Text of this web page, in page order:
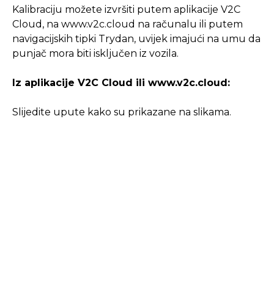
Kalibraciju možete izvršiti putem aplikacije V2C
Cloud, na www.v2c.cloud na računalu ili putem
navigacijskih tipki Trydan, uvijek imajući na umu da
punjač mora biti isključen iz vozila.
Iz aplikacije V2C Cloud ili www.v2c.cloud:
Slijedite upute kako su prikazane na slikama.